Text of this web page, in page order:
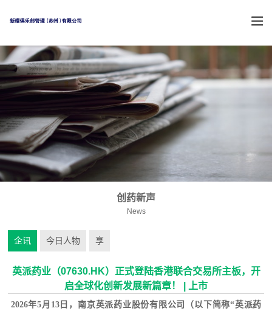
创药新声
News
企讯 今日人物 享
英派药业（07630.HK）正式登陆香港联合交易所主板，开
启全球化创新发展新篇章！ | 上市
2026年5月13日，南京英派药业股份有限公司（以下简称“英派药